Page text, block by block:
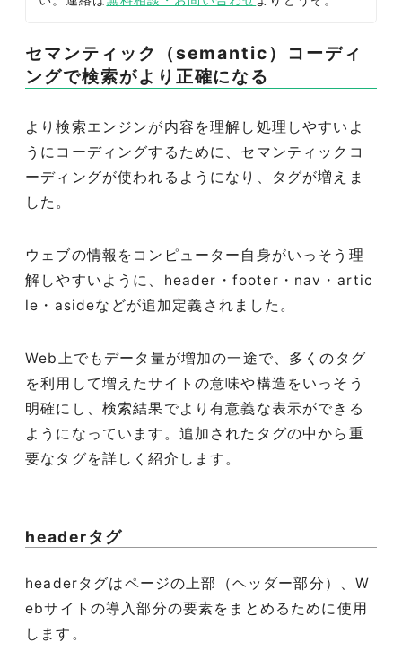
セマンティック（semantic）コーディ
ングで検索がより正確になる
より検索エンジンが内容を理解し処理しやすいよ
うにコーディングするために、セマンティックコ
ーディングが使われるようになり、タグが増えま
した。
ウェブの情報をコンピューター自身がいっそう理
解しやすいように、header・footer・nav・artic
le・asideなどが追加定義されました。
Web上でもデータ量が増加の一途で、多くのタグ
を利用して増えたサイトの意味や構造をいっそう
明確にし、検索結果でより有意義な表示ができる
ようになっています。追加されたタグの中から重
要なタグを詳しく紹介します。
headerタグ
headerタグはページの上部（ヘッダー部分）、W
ebサイトの導入部分の要素をまとめるために使用
します。